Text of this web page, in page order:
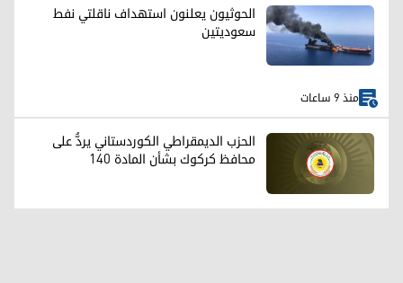
الحوثيون يعلنون استهداف ناقلتي نفط
سعوديتين
منذ 9 ساعات
الحزب الديمقراطي الكوردستاني يردُّ على
محافظ كركوك بشأن المادة 140